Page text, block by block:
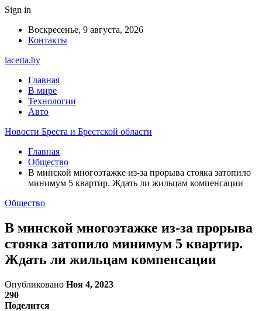
Sign in
Воскресенье, 9 августа, 2026
Контакты
lacerta.by
Главная
В мире
Технологии
Авто
Новости Бреста и Брестской области
Главная
Общество
В минской многоэтажке из-за прорыва стояка затопило
минимум 5 квартир. Ждать ли жильцам компенсации
Общество
В минской многоэтажке из-за прорыва
стояка затопило минимум 5 квартир.
Ждать ли жильцам компенсации
Опубликовано Ноя 4, 2023
290
Поделится